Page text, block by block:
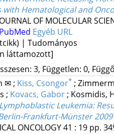
Hematological and
OF MOLECULAR
PubMed Egyéb URL
| Tudományos
láttamozott]
3, Független: 0,
✉ ; Kiss, Csongor* ;
; Kovacs, Gabor ; Kosmidis,
Leukemia:
Frankfurt-Münster
ONCOLOGY41 : 19 pp.